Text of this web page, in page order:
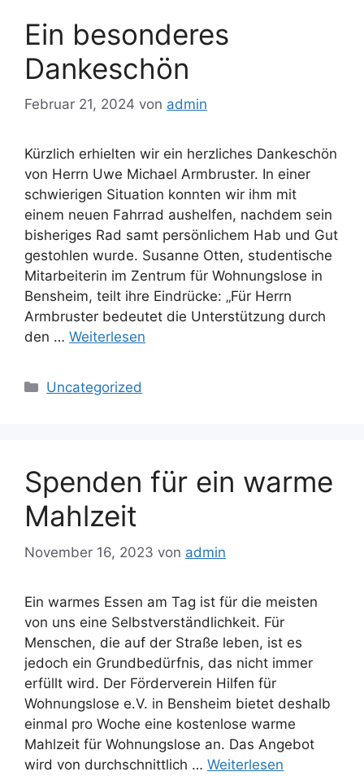
Ein besonderes
Dankeschön
Februar 21, 2024 von admin
Kürzlich erhielten wir ein herzliches Dankeschön
von Herrn Uwe Michael Armbruster. In einer
schwierigen Situation konnten wir ihm mit
einem neuen Fahrrad aushelfen, nachdem sein
bisheriges Rad samt persönlichem Hab und Gut
gestohlen wurde. Susanne Otten, studentische
Mitarbeiterin im Zentrum für Wohnungslose in
Bensheim, teilt ihre Eindrücke: „Für Herrn
Armbruster bedeutet die Unterstützung durch
den … Weiterlesen
Kategorien
Uncategorized
Spenden für ein warme
Mahlzeit
November 16, 2023 von admin
Ein warmes Essen am Tag ist für die meisten
von uns eine Selbstverständlichkeit. Für
Menschen, die auf der Straße leben, ist es
jedoch ein Grundbedürfnis, das nicht immer
erfüllt wird. Der Förderverein Hilfen für
Wohnungslose e.V. in Bensheim bietet deshalb
einmal pro Woche eine kostenlose warme
Mahlzeit für Wohnungslose an. Das Angebot
wird von durchschnittlich … Weiterlesen